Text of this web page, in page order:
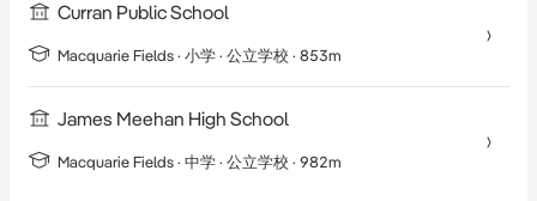
Curran Public School
Macquarie Fields · 小学 · 公立学校 · 853m
James Meehan High School
Macquarie Fields · 中学 · 公立学校 · 982m